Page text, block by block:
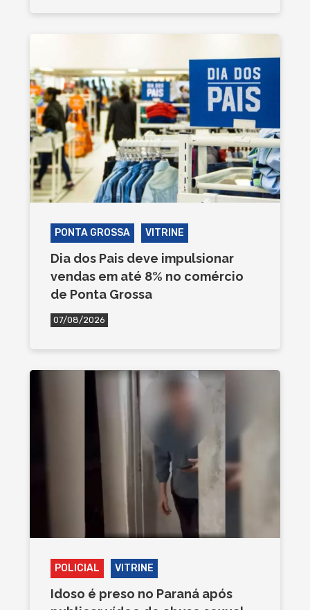
PONTA GROSSA VITRINE
Dia dos Pais deve impulsionar
vendas em até 8% no comércio
de Ponta Grossa
07/08/2026
POLICIAL VITRINE
Idoso é preso no Paraná após